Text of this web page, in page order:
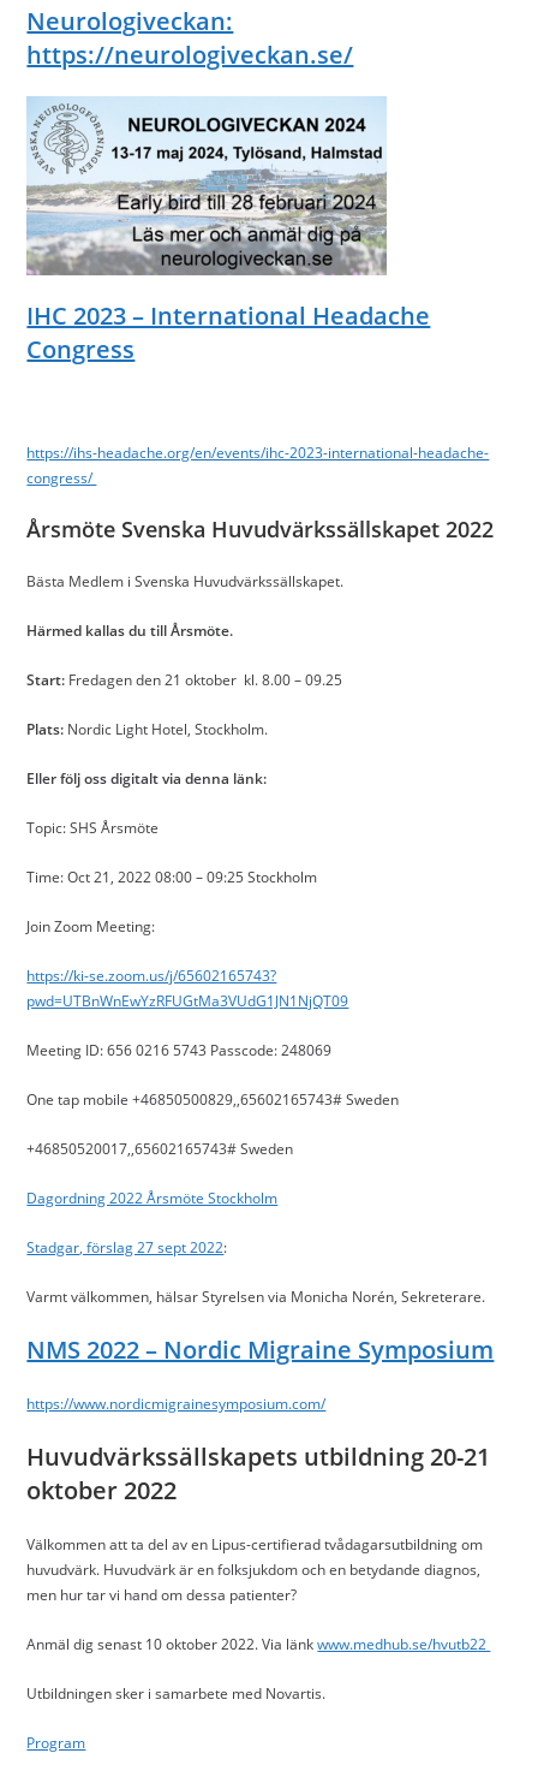
Neurologiveckan:
https://neurologiveckan.se/
IHC 2023 – International Headache
Congress
https://ihs-headache.org/en/events/ihc-2023-international-headache-
congress/
Årsmöte Svenska Huvudvärkssällskapet 2022
Bästa Medlem i Svenska Huvudvärkssällskapet.
Härmed kallas du till Årsmöte.
Start: Fredagen den 21 oktober kl. 8.00 – 09.25
Plats: Nordic Light Hotel, Stockholm.
Eller följ oss digitalt via denna länk:
Topic: SHS Årsmöte
Time: Oct 21, 2022 08:00 – 09:25 Stockholm
Join Zoom Meeting:
https://ki-se.zoom.us/j/65602165743?
pwd=UTBnWnEwYzRFUGtMa3VUdG1JN1NjQT09
Meeting ID: 656 0216 5743 Passcode: 248069
One tap mobile +46850500829,,65602165743# Sweden
+46850520017,,65602165743# Sweden
Dagordning 2022 Årsmöte Stockholm
Stadgar, förslag 27 sept 2022:
Varmt välkommen, hälsar Styrelsen via Monicha Norén, Sekreterare.
NMS 2022 – Nordic Migraine Symposium
https://www.nordicmigrainesymposium.com/
Huvudvärkssällskapets utbildning 20-21
oktober 2022
Välkommen att ta del av en Lipus-certifierad tvådagarsutbildning om
huvudvärk. Huvudvärk är en folksjukdom och en betydande diagnos,
men hur tar vi hand om dessa patienter?
Anmäl dig senast 10 oktober 2022. Via länkwww.medhub.se/hvutb22
Utbildningen sker i samarbete med Novartis.
Program